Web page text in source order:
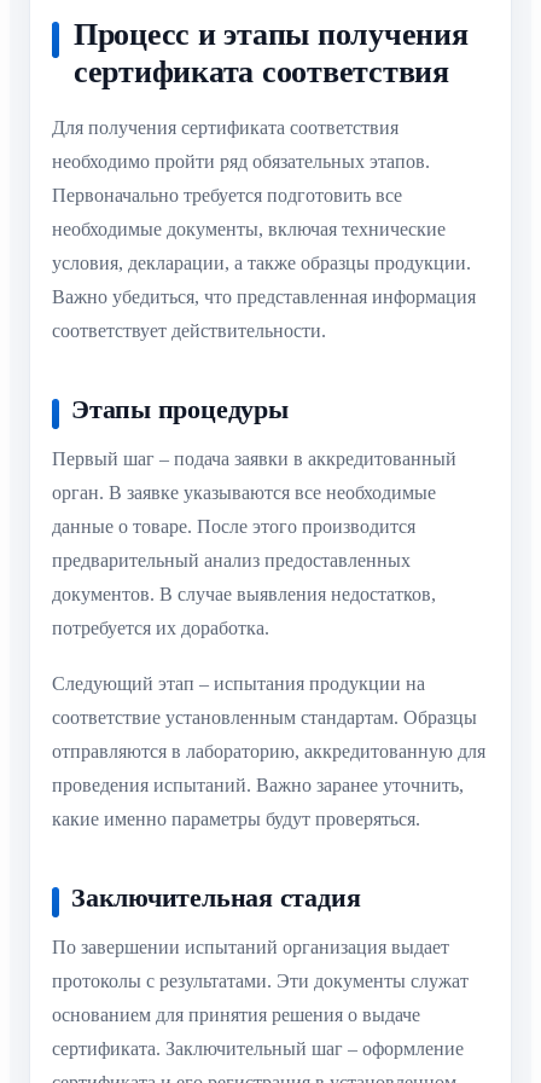
Процесс и этапы получения
сертификата соответствия
Для получения сертификата соответствия
необходимо пройти ряд обязательных этапов.
Первоначально требуется подготовить все
необходимые документы, включая технические
условия, декларации, а также образцы продукции.
Важно убедиться, что представленная информация
соответствует действительности.
Этапы процедуры
Первый шаг – подача заявки в аккредитованный
орган. В заявке указываются все необходимые
данные о товаре. После этого производится
предварительный анализ предоставленных
документов. В случае выявления недостатков,
потребуется их доработка.
Следующий этап – испытания продукции на
соответствие установленным стандартам. Образцы
отправляются в лабораторию, аккредитованную для
проведения испытаний. Важно заранее уточнить,
какие именно параметры будут проверяться.
Заключительная стадия
По завершении испытаний организация выдает
протоколы с результатами. Эти документы служат
основанием для принятия решения о выдаче
сертификата. Заключительный шаг – оформление